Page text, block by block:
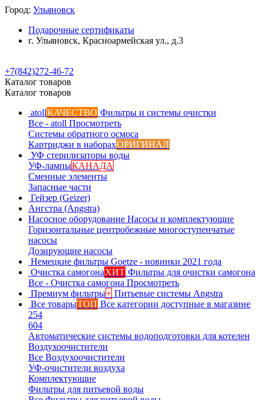
Город: Ульяновск
Подарочные сертификаты
г. Ульяновск, Красноармейская ул., д.3
+7(842)272-46-72
Каталог товаров
Каталог товаров
atollКАЧЕСТВО Фильтры и системы очистки
Все - atoll Просмотреть
Системы обратного осмоса
Картриджи в наборахОРИГИНАЛ
УФ стерилизаторы воды
УФ-лампыКАНАДА
Сменные элементы
Запасные части
Гейзер (Geizer)
Ангстра (Angstra)
Насосное оборудование Насосы и комплектующие
Горизонтальные центробежные многоступенчатые
насосы
Дозирующие насосы
Немецкие фильтры Goetze - новинки 2021 года
Очистка самогонаХИТ Фильтры для очистки самогона
Все - Очистка самогона Просмотреть
Премиум фильтры+ Питьевые системы Angstra
Все товарыТОП Все категории доступные в магазине
254
604
Автоматические системы водоподготовки для котелен
Воздухоочистители
Все Воздухоочистители
УФ-очистители воздуха
Комплектующие
Фильтры для питьевой воды